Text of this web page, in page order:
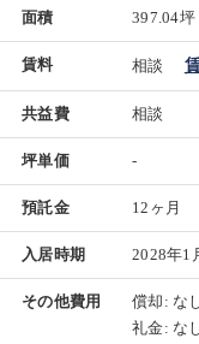
面積 397.04坪
賃料 相談
共益費 相談
坪単価 -
預託金 12ヶ月
入居時期 2028年1
その他費用
償却: な
礼金: な